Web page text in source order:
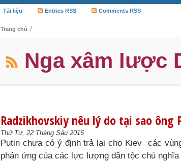
Tài liệu Entries RSS Comments RSS
Trang chủ /
Nga xâm lược
Radzikhovskiy nêu lý do tại sao
Thứ Tư, 22 Tháng Sáu 2016
Putin chưa có ý định trả lại cho Kiev các
phản ứng của các lực lượng dân tộc chủ